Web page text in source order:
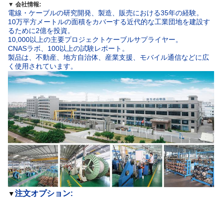
▼ 会社情報:
電線・ケーブルの研究開発、製造、販売における35年の経験。
10万平方メートルの面積をカバーする近代的な工業団地を建設す
るために2億を投資。
10,000以上の主要プロジェクトケーブルサプライヤー。
CNASラボ、100以上の試験レポート。
製品は、不動産、地方自治体、産業支援、モバイル通信などに広
く使用されています。
▼注文オプション: